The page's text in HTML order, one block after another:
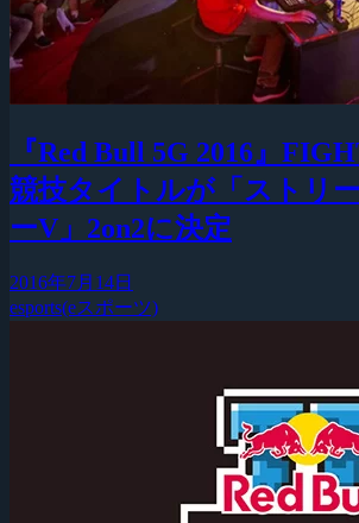
『Red Bull 5G 2016』
競技タイトルが「ストリ
ーV」2on2に決定
2016年7月14日
esports(eスポーツ)